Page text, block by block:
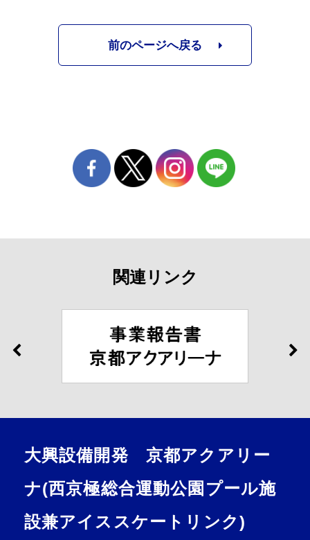
前のページへ戻る
関連リンク
大興設備開発 京都アクアリー
ナ(西京極総合運動公園プール施
設兼アイススケートリンク)